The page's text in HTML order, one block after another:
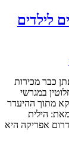
לילדים
כבר מכירות
במגרשי
מתוך ההיעדר
הילית
אפריקה היא